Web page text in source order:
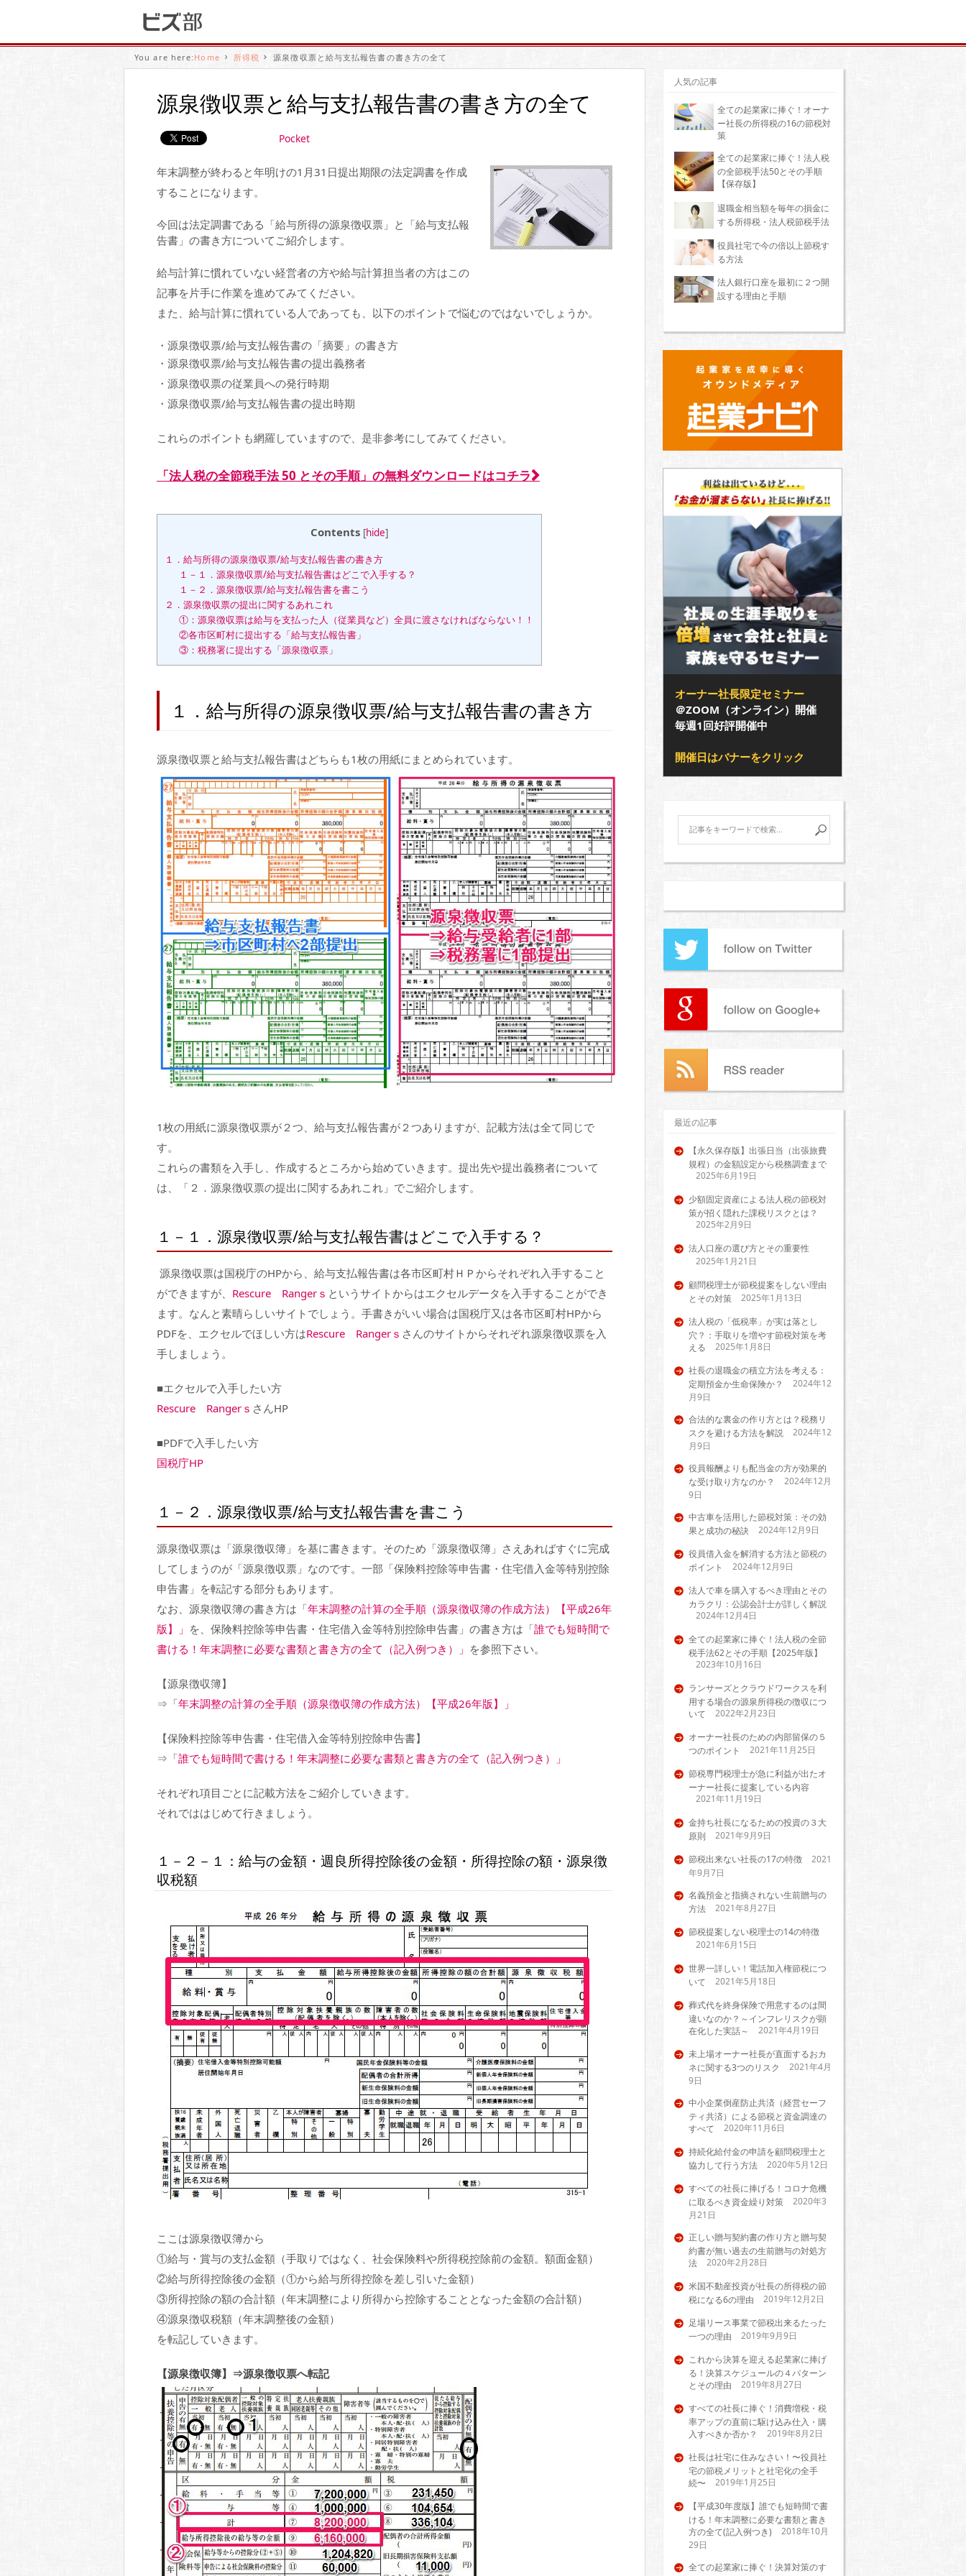
You are here: Home 所得税 源泉徴収票と給与支払報告書の書き方の全て
源泉徴収票と給与支払報告書の書き方の全て
Pocket
年末調整が終わると年明けの1月31日提出期限の法定調書を作成
することになります。
今回は法定調書である「給与所得の源泉徴収票」と「給与支払報
告書」の書き方についてご紹介します。
給与計算に慣れていない経営者の方や給与計算担当者の方はこの
記事を片手に作業を進めてみてください。
また、給与計算に慣れている人であっても、以下のポイントで悩むのではないでしょうか。
・源泉徴収票/給与支払報告書の「摘要」の書き方
・源泉徴収票/給与支払報告書の提出義務者
・源泉徴収票の従業員への発行時期
・源泉徴収票/給与支払報告書の提出時期
これらのポイントも網羅していますので、是非参考にしてみてください。
「法人税の全節税手法 50 とその手順」の無料ダウンロードはコチラ
Contents [hide]
１．給与所得の源泉徴収票/給与支払報告書の書き方
１－１．源泉徴収票/給与支払報告書はどこで入手する？
１－２．源泉徴収票/給与支払報告書を書こう
２．源泉徴収票の提出に関するあれこれ
①：源泉徴収票は給与を支払った人（従業員など）全員に渡さなければならない！！
②各市区町村に提出する「給与支払報告書」
③：税務署に提出する「源泉徴収票」
１．給与所得の源泉徴収票/給与支払報告書の書き方
源泉徴収票と給与支払報告書はどちらも1枚の用紙にまとめられています。
1枚の用紙に源泉徴収票が２つ、給与支払報告書が２つありますが、記載方法は全て同じで
す。
これらの書類を入手し、作成するところから始めていきます。提出先や提出義務者について
は、「２．源泉徴収票の提出に関するあれこれ」でご紹介します。
１－１．源泉徴収票/給与支払報告書はどこで入手する？
源泉徴収票は国税庁のHPから、給与支払報告書は各市区町村ＨＰからそれぞれ入手すること
ができますが、 Rescure Rangerｓ というサイトからはエクセルデータを入手することができ
ます。なんと素晴らしいサイトでしょう。手書きがいい場合は国税庁又は各市区町村HPから
PDFを、エクセルでほしい方はRescure Rangerｓ さんのサイトからそれぞれ源泉徴収票を入
手しましょう。
■エクセルで入手したい方
Rescure Rangerｓ さんHP
■PDFで入手したい方
国税庁HP
１－２．源泉徴収票/給与支払報告書を書こう
源泉徴収票は「源泉徴収簿」を基に書きます。そのため「源泉徴収簿」さえあればすぐに完成
してしまうのが「源泉徴収票」なのです。一部「保険料控除等申告書・住宅借入金等特別控除
申告書」を転記する部分もあります。
なお、源泉徴収簿の書き方は「年末調整の計算の全手順（源泉徴収簿の作成方法）【平成26年
版】」 を、保険料控除等申告書・住宅借入金等特別控除申告書」の書き方は「誰でも短時間で
書ける！年末調整に必要な書類と書き方の全て（記入例つき）」 を参照下さい。
【源泉徴収簿】
⇒「年末調整の計算の全手順（源泉徴収簿の作成方法）【平成26年版】」
【保険料控除等申告書・住宅借入金等特別控除申告書】
⇒「誰でも短時間で書ける！年末調整に必要な書類と書き方の全て（記入例つき）」
それぞれ項目ごとに記載方法をご紹介していきます。
それでははじめて行きましょう。
１－２－１：給与の金額・週良所得控除後の金額・所得控除の額・源泉徴
収税額
ここは源泉徴収簿から
①給与・賞与の支払金額（手取りではなく、社会保険料や所得税控除前の金額。額面金額）
②給与所得控除後の金額（①から給与所得控除を差し引いた金額）
③所得控除の額の合計額（年末調整により所得から控除することとなった金額の合計額）
④源泉徴収税額（年末調整後の金額）
を転記していきます。
【源泉徴収簿】⇒源泉徴収票へ転記
人気の記事
全ての起業家に捧ぐ！オーナ
ー社長の所得税の16の節税対
策
全ての起業家に捧ぐ！法人税
の全節税手法50とその手順
【保存版】
退職金相当額を毎年の損金に
する所得税・法人税節税手法
役員社宅で今の倍以上節税す
る方法
法人銀行口座を最初に２つ開
設する理由と手順
オーナー社長限定セミナー
＠ZOOM（オンライン）開催
毎週1回好評開催中
開催日はバナーをクリック
最近の記事
【永久保存版】出張日当（出張旅費
規程）の金額設定から税務調査まで
2025年6月19日
少額固定資産による法人税の節税対
策が招く隠れた課税リスクとは？
2025年2月9日
法人口座の選び方とその重要性
2025年1月21日
顧問税理士が節税提案をしない理由
とその対策
2025年1月13日
法人税の「低税率」が実は落とし
穴？：手取りを増やす節税対策を考
える
2025年1月8日
社長の退職金の積立方法を考える：
定期預金か生命保険か？ 2024年12
月9日
合法的な裏金の作り方とは？税務リ
スクを避ける方法を解説 2024年12
月9日
役員報酬よりも配当金の方が効果的
な受け取り方なのか？ 2024年12月
9日
中古車を活用した節税対策：その効
果と成功の秘訣
2024年12月9日
役員借入金を解消する方法と節税の
ポイント
2024年12月9日
法人で車を購入するべき理由とその
カラクリ：公認会計士が詳しく解説
2024年12月4日
全ての起業家に捧ぐ！法人税の全節
税手法62とその手順【2025年版】
2023年10月16日
ランサーズとクラウドワークスを利
用する場合の源泉所得税の徴収につ
いて
2022年2月23日
オーナー社長のための内部留保の５
つのポイント
2021年11月25日
節税専門税理士が急に利益が出たオ
ーナー社長に提案している内容
2021年11月19日
金持ち社長になるための投資の３大
原則
2021年9月9日
節税出来ない社長の17の特徴
2021
年9月7日
名義預金と指摘されない生前贈与の
方法
2021年8月27日
節税提案しない税理士の14の特徴
2021年6月15日
世界一詳しい！電話加入権節税につ
いて
2021年5月18日
葬式代を終身保険で用意するのは間
違いなのか？～インフレリスクが顕
在化した実話～
2021年4月19日
未上場オーナー社長が直面するおカ
ネに関する3つのリスク 2021年4月
9日
中小企業倒産防止共済（経営セーフ
ティ共済）による節税と資金調達の
すべて
2020年11月6日
持続化給付金の申請を顧問税理士と
協力して行う方法
2020年5月12日
すべての社長に捧げる！コロナ危機
に取るべき資金繰り対策 2020年3
月21日
正しい贈与契約書の作り方と贈与契
約書が無い過去の生前贈与の対処方
法
2020年2月28日
米国不動産投資が社長の所得税の節
税になる6の理由
2019年12月2日
足場リース事業で節税出来るたった
一つの理由
2019年9月9日
これから決算を迎える起業家に捧げ
る！決算スケジュールの４パターン
とその理由
2019年8月27日
すべての社長に捧ぐ！消費増税・税
率アップの直前に駆け込み仕入・購
入すべきか否か？
2019年8月2日
社長は社宅に住みなさい！〜役員社
宅の節税メリットと社宅化の全手
続〜
2019年1月25日
【平成30年度版】誰でも短時間で書
ける！年末調整に必要な書類と書き
方の全て(記入例つき)
2018年10月
29日
全ての起業家に捧ぐ！決算対策のす